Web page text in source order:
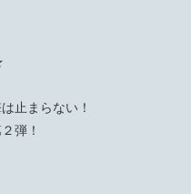
止まらない！
弾！